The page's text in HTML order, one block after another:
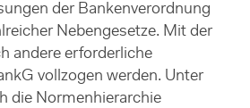
der Bankenverordnung
Nebengesetze. Mit der
andere erforderliche
vollzogen werden. Unter
die Normenhierarchie